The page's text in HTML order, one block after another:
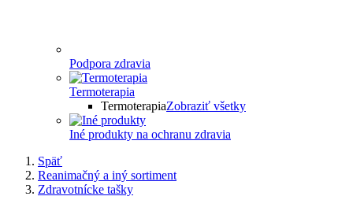
Podpora zdravia
Termoterapia
TermoterapiaZobraziť všetky
Iné produkty na ochranu zdravia
Späť
Reanimačný a iný sortiment
Zdravotnícke tašky